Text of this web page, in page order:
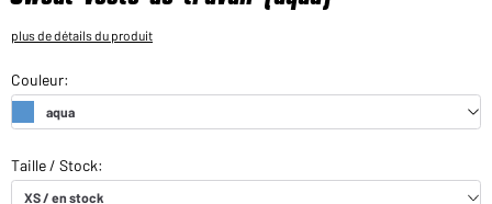
plus de détails du produit